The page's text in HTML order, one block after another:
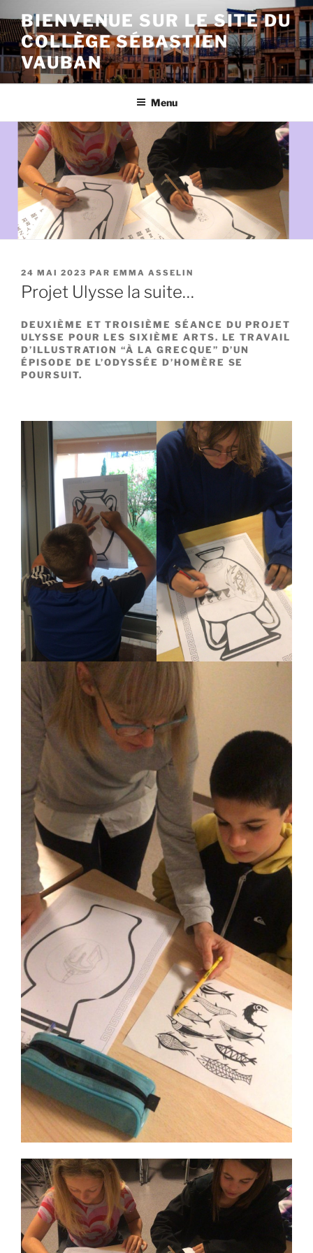
au
contenu
principal
BIENVENUE SUR LE SITE DU
COLLÈGE SÉBASTIEN
VAUBAN
Menu
PUBLIÉ
LE
24 MAI 2023 PAR EMMA ASSELIN
Projet Ulysse la suite…
DEUXIÈME ET TROISIÈME SÉANCE DU PROJET
ULYSSE POUR LES SIXIÈME ARTS. LE TRAVAIL
D’ILLUSTRATION “À LA GRECQUE” D’UN
ÉPISODE DE L’ODYSSÉE D’HOMÈRE SE
POURSUIT.